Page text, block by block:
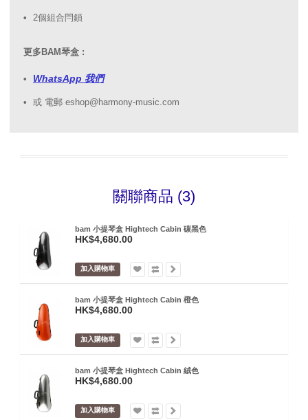
2個組合閂鎖
更多BAM琴盒 :
WhatsApp 我們
或 電郵 eshop@harmony-music.com
關聯商品 (3)
bam 小提琴盒 Hightech Cabin 碳黑色
HK$4,680.00
加入購物車
bam 小提琴盒 Hightech Cabin 橙色
HK$4,680.00
加入購物車
bam 小提琴盒 Hightech Cabin 絨色
HK$4,680.00
加入購物車